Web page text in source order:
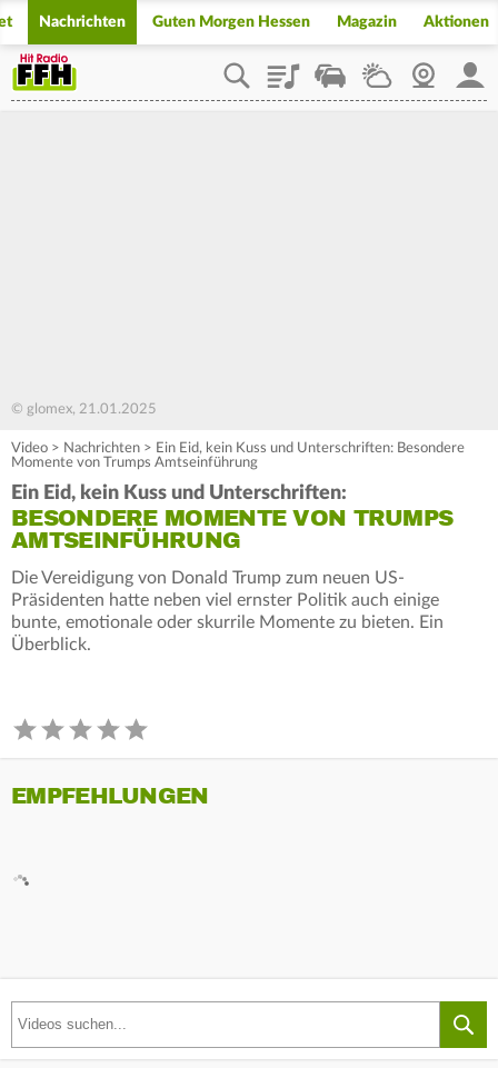
Nachrichten Guten Morgen Hessen Magazin Aktionen
PlaylistStaupilotWetterWebcam
© glomex, 21.01.2025
Video > Nachrichten > Ein Eid, kein Kuss und Unterschriften: Besondere
Momente von Trumps Amtseinführung
Ein Eid, kein Kuss und Unterschriften:
BESONDERE MOMENTE VON TRUMPS
AMTSEINFÜHRUNG
Die Vereidigung von Donald Trump zum neuen US-
Präsidenten hatte neben viel ernster Politik auch einige
bunte, emotionale oder skurrile Momente zu bieten. Ein
Überblick.
EMPFEHLUNGEN